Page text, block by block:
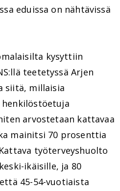
eduissa on nähtävissä
kysyttiin
teetetyssä Arjen
siitä, millaisia
arvostetaan kattavaa
mainitsi 70 prosenttia
työterveyshuolto
ikäisille, ja 80
45-54-vuotiaista